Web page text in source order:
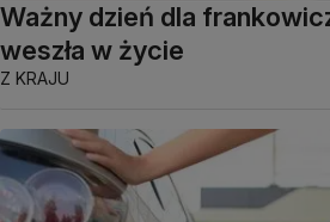
Ważny dzień dla
weszła w życie
Z KRAJU